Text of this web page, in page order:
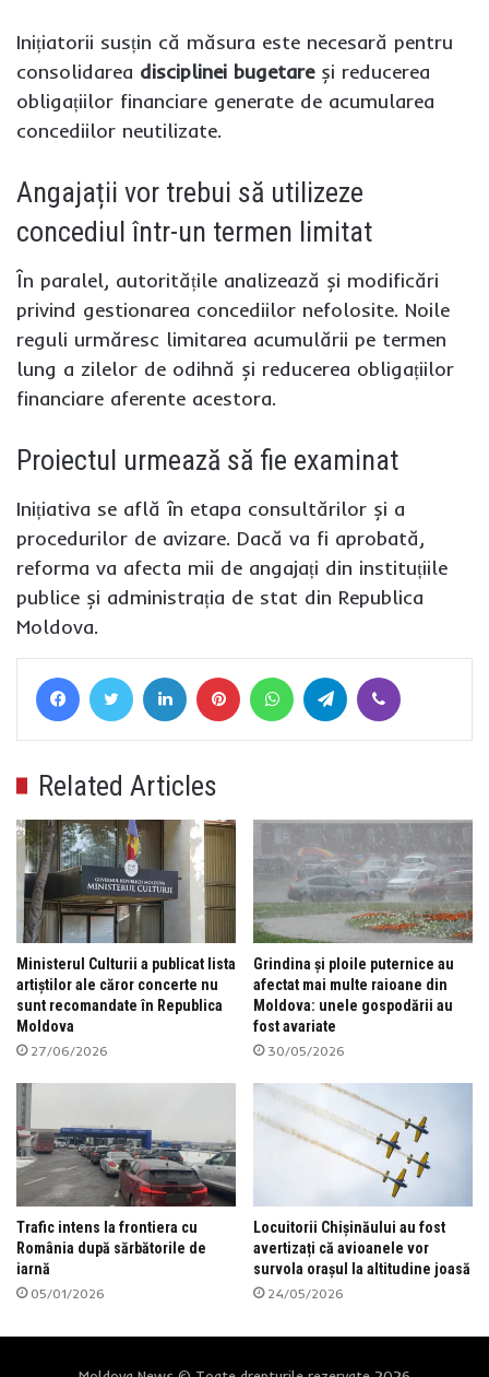
Inițiatorii susțin că măsura este necesară pentru
consolidarea disciplinei bugetareși reducerea
obligațiilor financiare generate de acumularea
concediilor neutilizate.
Angajații vor trebui să utilizeze
concediul într-un termen limitat
În paralel, autoritățile analizează și modificări
privind gestionarea concediilor nefolosite. Noile
reguli urmăresc limitarea acumulării pe termen
lung a zilelor de odihnă și reducerea obligațiilor
financiare aferente acestora.
Proiectul urmează să fie examinat
Inițiativa se află în etapa consultărilor și a
procedurilor de avizare. Dacă va fi aprobată,
reforma va afecta mii de angajați din instituțiile
publice și administrația de stat din Republica
Moldova.
FacebookTwitter LinkedIn Pinterest WhatsAppTelegram
Related Articles
Ministerul Culturii a publicat lista
artiștilor ale căror concerte nu
sunt recomandate în Republica
Moldova
27/06/2026
Grindina și ploile puternice au
afectat mai multe raioane din
Moldova: unele gospodării au
fost avariate
30/05/2026
Trafic intens la frontiera cu
România după sărbătorile de
iarnă
05/01/2026
Locuitorii Chișinăului au fost
avertizați că avioanele vor
survola orașul la altitudine joasă
24/05/2026